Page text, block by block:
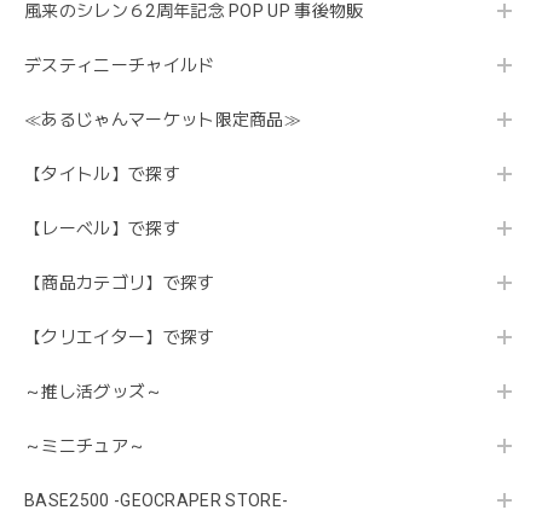
風来のシレン６2周年記念 POP UP 事後物販
デスティニーチャイルド
≪あるじゃんマーケット限定商品≫
【タイトル】で探す
【レーベル】で探す
【商品カテゴリ】で探す
【クリエイター】で探す
～推し活グッズ～
～ミニチュア～
BASE2500 -GEOCRAPER STORE-